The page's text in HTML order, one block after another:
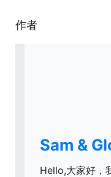
作者
Sam &
Hello,大家好，